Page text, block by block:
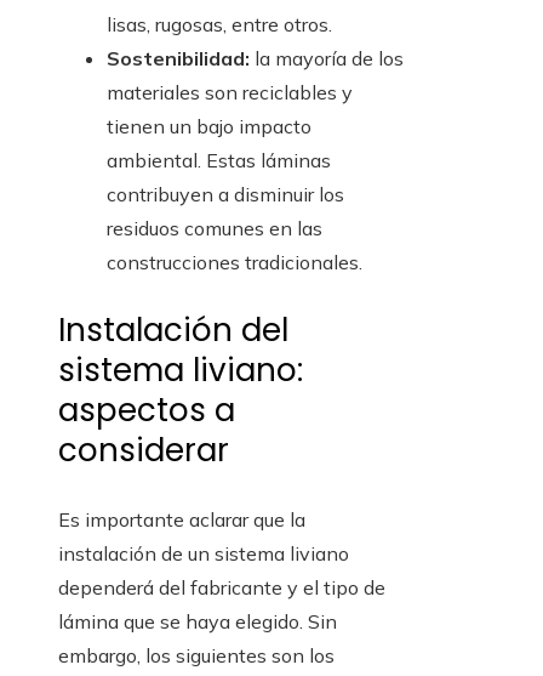
lisas, rugosas, entre otros.
Sostenibilidad: la mayoría de los
materiales son reciclables y
tienen un bajo impacto
ambiental. Estas láminas
contribuyen a disminuir los
residuos comunes en las
construcciones tradicionales.
Instalación del
sistema liviano:
aspectos a
considerar
Es importante aclarar que la
instalación de un sistema liviano
dependerá del fabricante y el tipo de
lámina que se haya elegido. Sin
embargo, los siguientes son los